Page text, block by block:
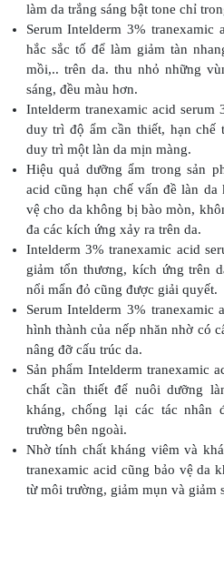
làm da trắng sáng bật tone chỉ
Serum Intelderm 3% tranexamic
hắc sắc tố để làm giảm tàn
mồi,.. trên da. thu nhỏ những
sáng, đều màu hơn.
Intelderm tranexamic acid
duy trì độ ẩm cần thiết, hạn chế
duy trì một làn da mịn màng.
Hiệu quả dưỡng ẩm trong sản
acid cũng hạn chế vấn đề làn
vệ cho da không bị bào mòn,
đa các kích ứng xảy ra trên da.
Intelderm 3% tranexamic acid
giảm tổn thương, kích ứng trên
nổi mẩn đỏ cũng được giải quyết.
Serum Intelderm 3% tranexamic
hình thành của nếp nhăn nhờ có
nâng đỡ cấu trúc da.
Sản phẩm Intelderm tranexamic
chất cần thiết để nuôi dưỡng
kháng, chống lại các tác nhân
trường bên ngoài.
Nhờ tính chất kháng viêm và
tranexamic acid cũng bảo vệ da
từ môi trường, giảm mụn và giảm